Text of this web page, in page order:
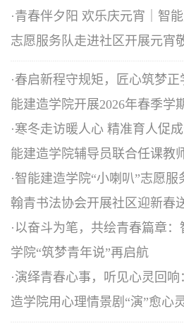
·青春伴夕阳 欢乐庆元宵｜智
志愿服务队走进社区开展元宵
·春启新程守规矩，匠心筑梦正
能建造学院开展2026年春季学
·寒冬走访暖人心 精准育人促
能建造学院辅导员联合任课教
·智能建造学院“小喇叭”志愿服
翰青书法协会开展社区迎新春
· 以奋斗为笔，共绘青春篇章：
学院“筑梦青年说”再启航
·演绎青春心事，听见心灵回响
造学院用心理情景剧“演”愈心